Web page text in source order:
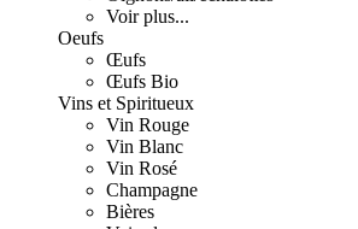
Voir plus...
Oeufs
Œufs
Œufs Bio
Vins et Spiritueux
Vin Rouge
Vin Blanc
Vin Rosé
Champagne
Bières